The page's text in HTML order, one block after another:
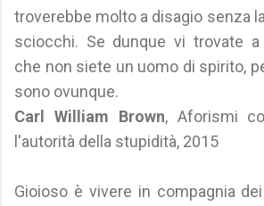
troverebbe molto a disagio senza
sciocchi. Se dunque vi trovate
che non siete un uomo di spirito,
sono ovunque.
Carl William Brown, Aforismi
l'autorità della stupidità, 2015
Gioioso è vivere in compagnia